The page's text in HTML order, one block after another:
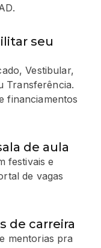
seu
Vestibular,
Transferência.
financiamentos
de aula
festivais e
de vagas
de carreira
mentorias pra